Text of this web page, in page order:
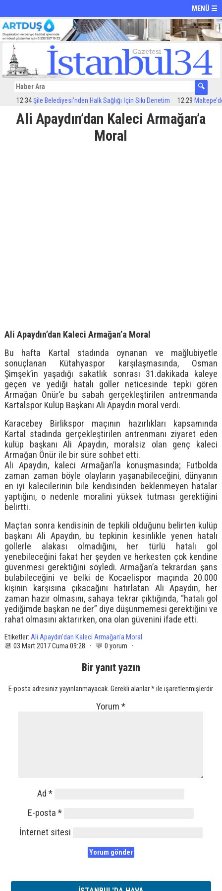
MENÜ ☰
12:34 Şile Belediyesi’nden Halk Sağlığı İçin Sıkı Denetim 12:29 Maltepe’de
Ali Apaydın’dan Kaleci Armağan’a
Moral
Ali Apaydın’dan Kaleci Armağan’a Moral
Bu hafta Kartal stadında oynanan ve mağlubiyetle
sonuçlanan Kütahyaspor karşılaşmasında, Osman
Şimşek’in yaşadığı sakatlık sonrası 31.dakikada kaleye
geçen ve yediği hatalı goller neticesinde tepki gören
Armağan Önür’e bu sabah gerçekleştirilen antrenmanda
Kartalspor Kulüp Başkanı Ali Apaydın moral verdi.
Karacebey Birlikspor maçının hazırlıkları kapsamında
Kartal stadında gerçekleştirilen antrenmanı ziyaret eden
kulüp başkanı Ali Apaydın, moralsiz olan genç kaleci
Armağan Önür ile bir süre sohbet etti.
Ali Apaydın, kaleci Armağan’la konuşmasında; Futbolda
zaman zaman böyle olayların yaşanabileceğini, dünyanın
en iyi kalecilerinin bile kendisinden beklenmeyen hatalar
yaptığını, o nedenle moralini yüksek tutması gerektiğini
belirtti.
Maçtan sonra kendisinin de tepkili olduğunu belirten kulüp
başkanı Ali Apaydın, bu tepkinin kesinlikle yenen hatalı
gollerle alakası olmadığını, her türlü hatalı gol
yenebileceğini fakat her şeyden ve herkesten çok kendine
güvenmesi gerektiğini söyledi. Armağan’a tekrardan şans
bulabileceğini ve belki de Kocaelispor maçında 20.000
kişinin karşısına çıkacağını hatırlatan Ali Apaydın, her
zaman hazır olmasını, sahaya tekrar çıktığında, “hatalı gol
yediğimde başkan ne der” diye düşünmemesi gerektiğini ve
rahat olmasını aktarırken, ona olan güvenini ifade etti.
Etiketler: Ali Apaydın’dan Kaleci Armağan’a Moral
📆 03 Mart 2017 Cuma 09:28 · 💬 0 yorum ·
Bir yanıt yazın
E-posta adresiniz yayınlanmayacak. Gerekli alanlar*ile işaretlenmişlerdir
Yorum*
Ad*
E-posta*
İnternet sitesi